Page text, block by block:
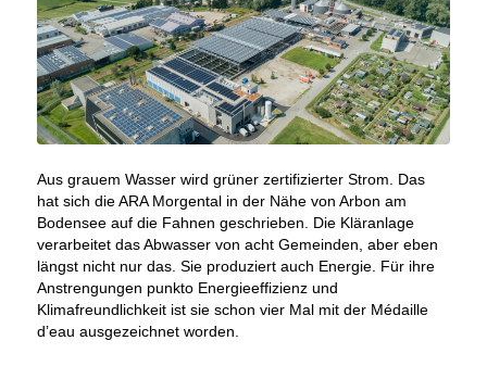
Aus grauem Wasser wird grüner zertifizierter Strom. Das
hat sich die ARA Morgental in der Nähe von Arbon am
Bodensee auf die Fahnen geschrieben. Die Kläranlage
verarbeitet das Abwasser von acht Gemeinden, aber eben
längst nicht nur das. Sie produziert auch Energie. Für ihre
Anstrengungen punkto Energieeffizienz und
Klimafreundlichkeit ist sie schon vier Mal mit der Médaille
d’eau ausgezeichnet worden.